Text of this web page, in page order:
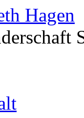
Hagen